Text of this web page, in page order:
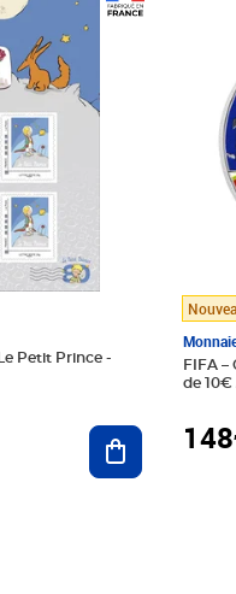
Petit Prince -
Ajouter au
FIFA –
de 10€
148